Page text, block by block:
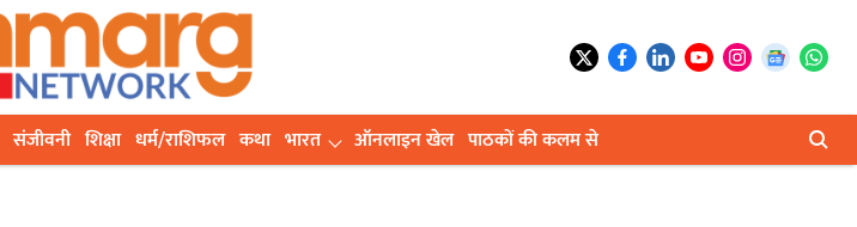
संजीवनी शिक्षा धर्म/राशिफल कथा भारत ऑनलाइन खेल पाठकों की कलम से